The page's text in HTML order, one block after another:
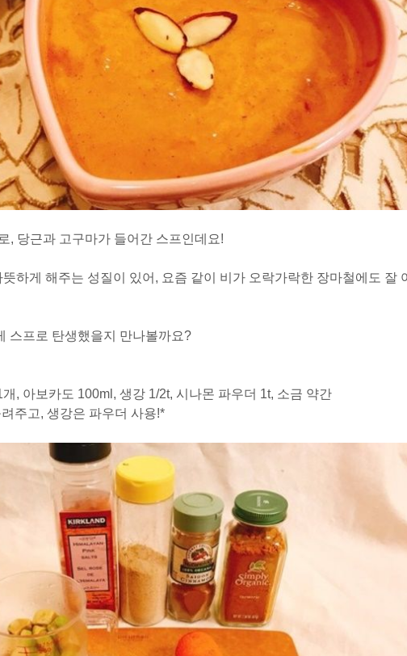
, 당근과 고구마가 들어간 스프인데요!
하게 해주는 성질이 있어, 요즘 같이 비가 오락가락한 장마철에도 잘
스프로 탄생했을지 만나볼까요?
, 아보카도 100ml, 생강 1/2t, 시나몬 파우더 1t, 소금 약간
주고, 생강은 파우더 사용!*